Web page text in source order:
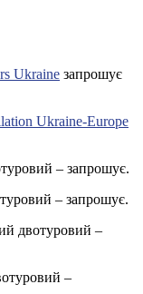
Ukraine запрошує
Ukraine-Europe
– запрошує.
– запрошує.
двотуровий –
–